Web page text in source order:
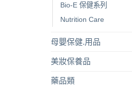
Bio-E 保健系列
Nutrition Care
母嬰保健.用品
美妝保養品
藥品類